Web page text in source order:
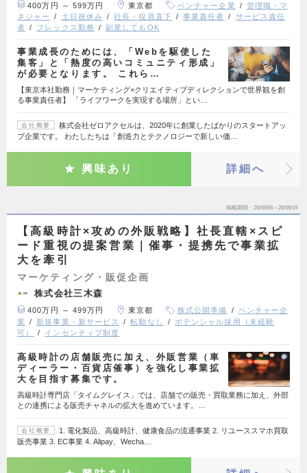
400万円 ～ 599万円 東京都 ベンチャー企業
管理職・マ
ネジャー
土日祝休み 社長・役員直下 事業責任者
サービス責任
者
フレックス勤務 副業してもOK
事業成長のためには、「Webを駆使した
集客」と「熱度の高いコミュニティ形成」
が必要となります。 これら…
【東京本社勤務｜マーケティング×クリエイティブディレクションで世界観を創
る事業責任者】 「ライフワークを実現する場所」とい…
会社概要
株式会社ゼロアクセルは、2020年に創業したばかりのスタートアッ
プ企業です。 わたしたちは「創造力とテクノロジーで新しい価…
興味あり 詳細へ
掲載期間 26/08/06～26/08/19
【高級時計×攻めの外販戦略】社長直轄×スピ
ード重視の提案営業｜催事・提携先で事業拡
大を牽引
マーケティング・販促企画
株式会社三木森
400万円 ～ 499万円 東京都 株式公開準備
ベンチャー企
業
新規事業・新サービス 転勤なし
ポテンシャル採用（未経験
可）
インセンティブ制度
高級時計の店舗販売に加え、外販営業（車
ディーラー・百貨店催事）を強化し事業拡
大を目指す募集です。
高級時計専門店「タイムグレイス」では、店舗での販売・買取業務に加え、外部
との連携による販売チャネルの拡大を進めています。…
会社概要
1. 電化製品、高級時計、健康食品の流通事業 2. リユーススマホ買取
販売事業 3. EC事業 4. Alipay、Wecha…